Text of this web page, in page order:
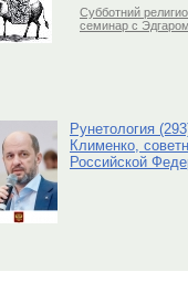
Субботний
семинар с
Рунетология
Клименко,
Российской